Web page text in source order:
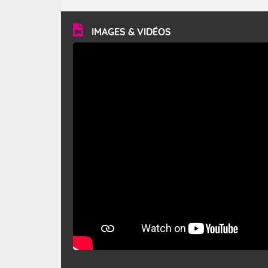
vitesse moyenne de 50 km/h et atteindre 80 à 100 km/h
en rafales, parfois davantage. Il parcourt la basse vallée
du Rhône et la Provence et envahit le littoral
méditerranéen à partir de la Camargue.
IMAGES & VIDÉOS